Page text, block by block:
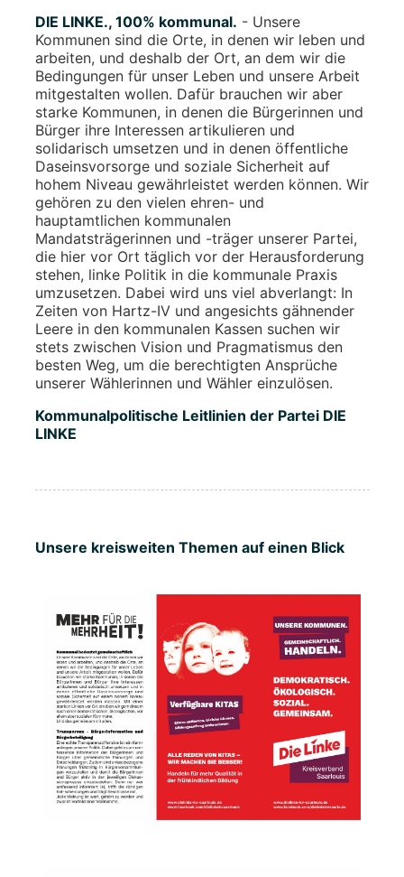
DIE LINKE., 100% kommunal. - Unsere
Kommunen sind die Orte, in denen wir leben und
arbeiten, und deshalb der Ort, an dem wir die
Bedingungen für unser Leben und unsere Arbeit
mitgestalten wollen. Dafür brauchen wir aber
starke Kommunen, in denen die Bürgerinnen und
Bürger ihre Interessen artikulieren und
solidarisch umsetzen und in denen öffentliche
Daseinsvorsorge und soziale Sicherheit auf
hohem Niveau gewährleistet werden können. Wir
gehören zu den vielen ehren- und
hauptamtlichen kommunalen
Mandatsträgerinnen und -träger unserer Partei,
die hier vor Ort täglich vor der Herausforderung
stehen, linke Politik in die kommunale Praxis
umzusetzen. Dabei wird uns viel abverlangt: In
Zeiten von Hartz-IV und angesichts gähnender
Leere in den kommunalen Kassen suchen wir
stets zwischen Vision und Pragmatismus den
besten Weg, um die berechtigten Ansprüche
unserer Wählerinnen und Wähler einzulösen.
Kommunalpolitische Leitlinien der Partei DIE
LINKE
Unsere kreisweiten Themen auf einen Blick